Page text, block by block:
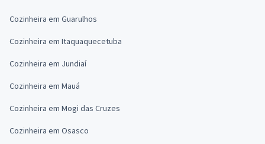
Cozinheira em Guarulhos
Cozinheira em Itaquaquecetuba
Cozinheira em Jundiaí
Cozinheira em Mauá
Cozinheira em Mogi das Cruzes
Cozinheira em Osasco